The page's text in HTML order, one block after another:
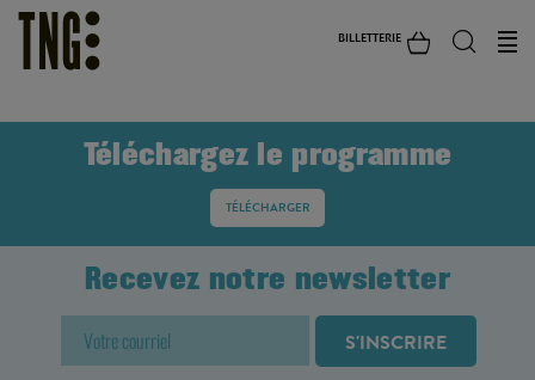
BILLETTERIE
Téléchargez le programme
TÉLÉCHARGER
Recevez notre newsletter